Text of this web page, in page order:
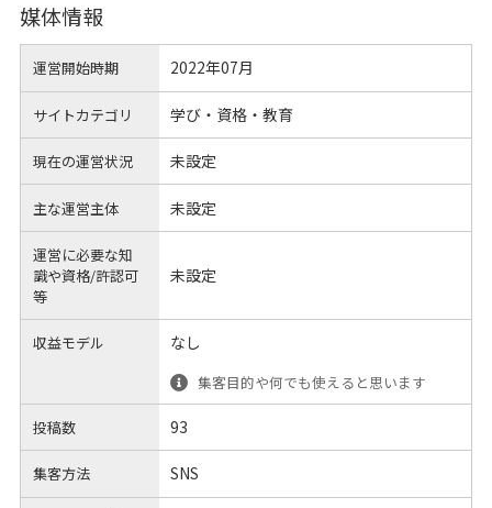
媒体情報
運営開始時期 2022年07月
サイトカテゴリ 学び・資格・教育
現在の運営状況 未設定
主な運営主体 未設定
運営に必要な知
識や資格/許認可
等
未設定
収益モデル なし
集客目的や何でも使えると思います
投稿数 93
集客方法 SNS